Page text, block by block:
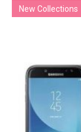
New Collections